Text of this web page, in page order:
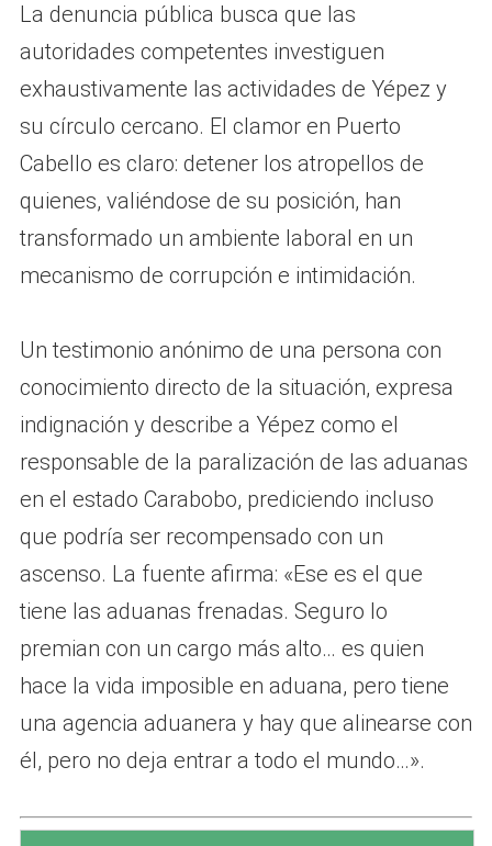
La denuncia pública busca que las
autoridades competentes investiguen
exhaustivamente las actividades de Yépez y
su círculo cercano. El clamor en Puerto
Cabello es claro: detener los atropellos de
quienes, valiéndose de su posición, han
transformado un ambiente laboral en un
mecanismo de corrupción e intimidación.
Un testimonio anónimo de una persona con
conocimiento directo de la situación, expresa
indignación y describe a Yépez como el
responsable de la paralización de las aduanas
en el estado Carabobo, prediciendo incluso
que podría ser recompensado con un
ascenso. La fuente afirma: «Ese es el que
tiene las aduanas frenadas. Seguro lo
premian con un cargo más alto… es quien
hace la vida imposible en aduana, pero tiene
una agencia aduanera y hay que alinearse con
él, pero no deja entrar a todo el mundo…».